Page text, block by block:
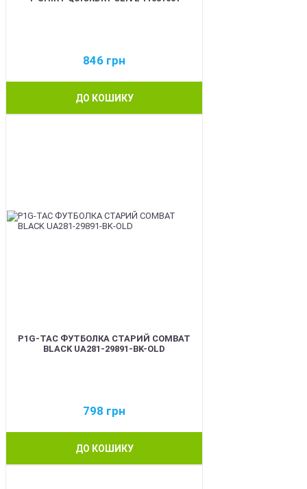
846 грн
ДО КОШИКУ
P1G-TAC ФУТБОЛКА СТАРИЙ COMBAT
BLACK UA281-29891-BK-OLD
798 грн
ДО КОШИКУ